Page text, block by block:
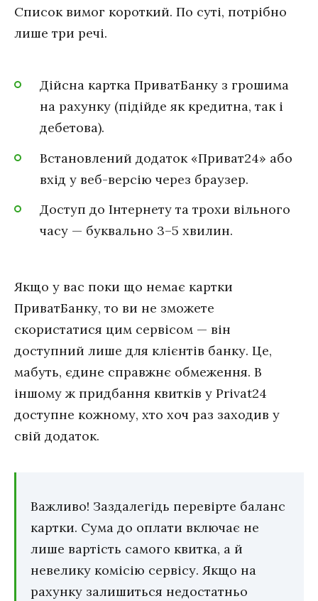
Список вимог короткий. По суті, потрібно
лише три речі.
Дійсна картка ПриватБанку з грошима
на рахунку (підійде як кредитна, так і
дебетова).
Встановлений додаток «Приват24» або
вхід у веб-версію через браузер.
Доступ до Інтернету та трохи вільного
часу — буквально 3–5 хвилин.
Якщо у вас поки що немає картки
ПриватБанку, то ви не зможете
скористатися цим сервісом — він
доступний лише для клієнтів банку. Це,
мабуть, єдине справжнє обмеження. В
іншому ж придбання квитків у Privat24
доступне кожному, хто хоч раз заходив у
свій додаток.
Важливо! Заздалегідь перевірте баланс
картки. Сума до оплати включає не
лише вартість самого квитка, а й
невелику комісію сервісу. Якщо на
рахунку залишиться недостатньо